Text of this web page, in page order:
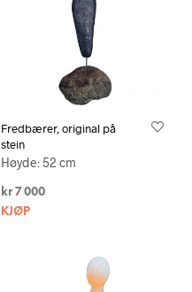
Fredbærer, original på
stein
Høyde: 52 cm
kr7 000
KJØP